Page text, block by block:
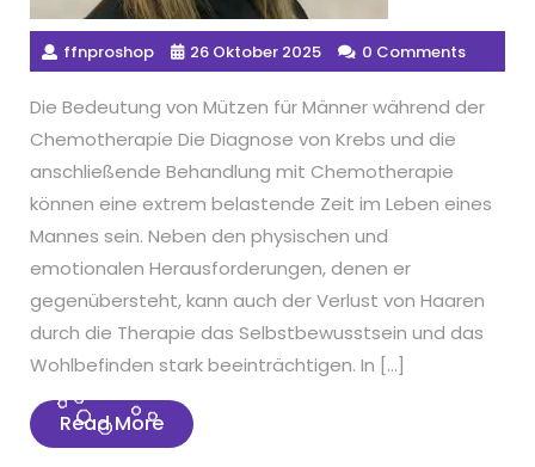
ffnproshop 26 Oktober 2025 0 Comments
Die Bedeutung von Mützen für Männer während der
Chemotherapie Die Diagnose von Krebs und die
anschließende Behandlung mit Chemotherapie
können eine extrem belastende Zeit im Leben eines
Mannes sein. Neben den physischen und
emotionalen Herausforderungen, denen er
gegenübersteht, kann auch der Verlust von Haaren
durch die Therapie das Selbstbewusstsein und das
Wohlbefinden stark beeinträchtigen. In […]
Read MoreRead
More